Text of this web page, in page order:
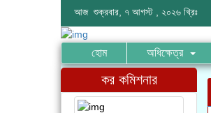
আজ শুক্রবার, ৭ আগস্ট , ২০২৬ খ্রিঃ
হোম অধিক্ষেত্র
কর কমিশনার